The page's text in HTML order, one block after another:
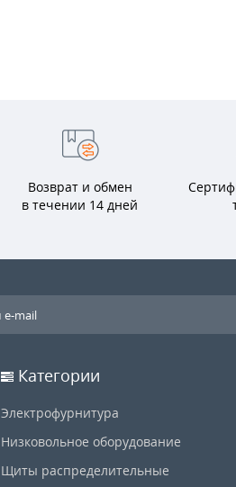
Возврат и обмен
в течении 14 дней
Категории
Электрофурнитура
Низковольное оборудование
Щиты распределительные